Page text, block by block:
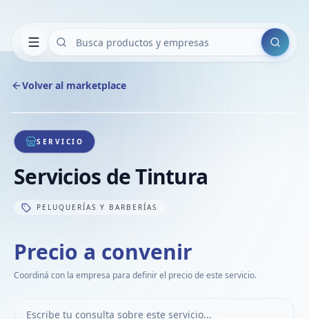
Buscar
Volver al marketplace
1/1
SERVICIO
Servicios de Tintura
PELUQUERÍAS Y BARBERÍAS
Precio a convenir
Coordiná con la empresa para definir el precio de este servicio.